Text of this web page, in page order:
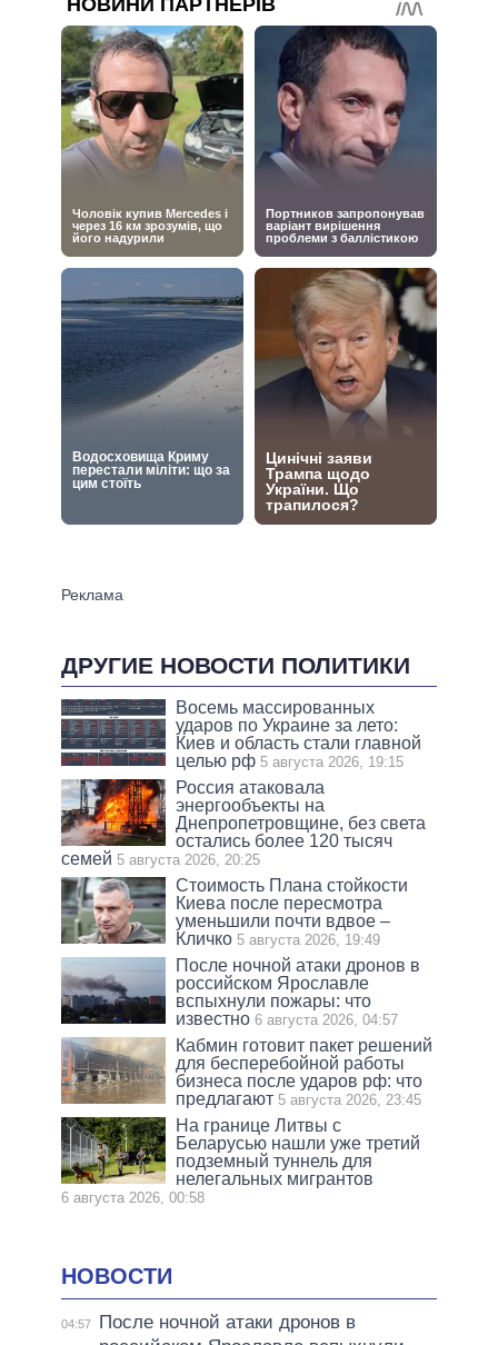
ДРУГИЕ НОВОСТИ ПОЛИТИКИ
Восемь массированных
ударов по Украине за лето:
Киев и область стали главной
целью рф 5 августа 2026, 19:15
Россия атаковала
энергообъекты на
Днепропетровщине, без света
остались более 120 тысяч
семей 5 августа 2026, 20:25
Стоимость Плана стойкости
Киева после пересмотра
уменьшили почти вдвое –
Кличко 5 августа 2026, 19:49
После ночной атаки дронов в
российском Ярославле
вспыхнули пожары: что
известно 6 августа 2026, 04:57
Кабмин готовит пакет решений
для бесперебойной работы
бизнеса после ударов рф: что
предлагают 5 августа 2026, 23:45
На границе Литвы с
Беларусью нашли уже третий
подземный туннель для
нелегальных мигрантов
6 августа 2026, 00:58
НОВОСТИ
04:57
После ночной атаки дронов в